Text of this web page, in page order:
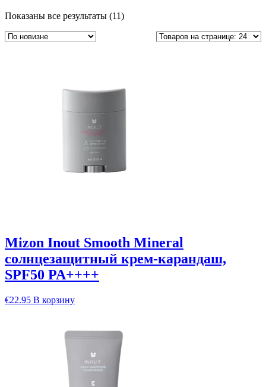
Показаны все результаты (11)Сортировка:
недавние
Mizon Inout Smooth Mineral
солнцезащитный крем-карандаш,
SPF50 PA++++
€22.95 В корзину